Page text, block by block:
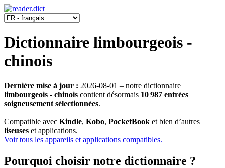
Dictionnaire limbourgeois -
chinois
Dernière mise à jour : 2026-08-01 ‒ notre dictionnaire
limbourgeois - chinois contient désormais 10 987 entrées
soigneusement sélectionnées.
Compatible avec Kindle, Kobo, PocketBook et bien d’autres
liseuses et applications.
Voir tous les appareils et applications compatibles.
Pourquoi choisir notre dictionnaire ?